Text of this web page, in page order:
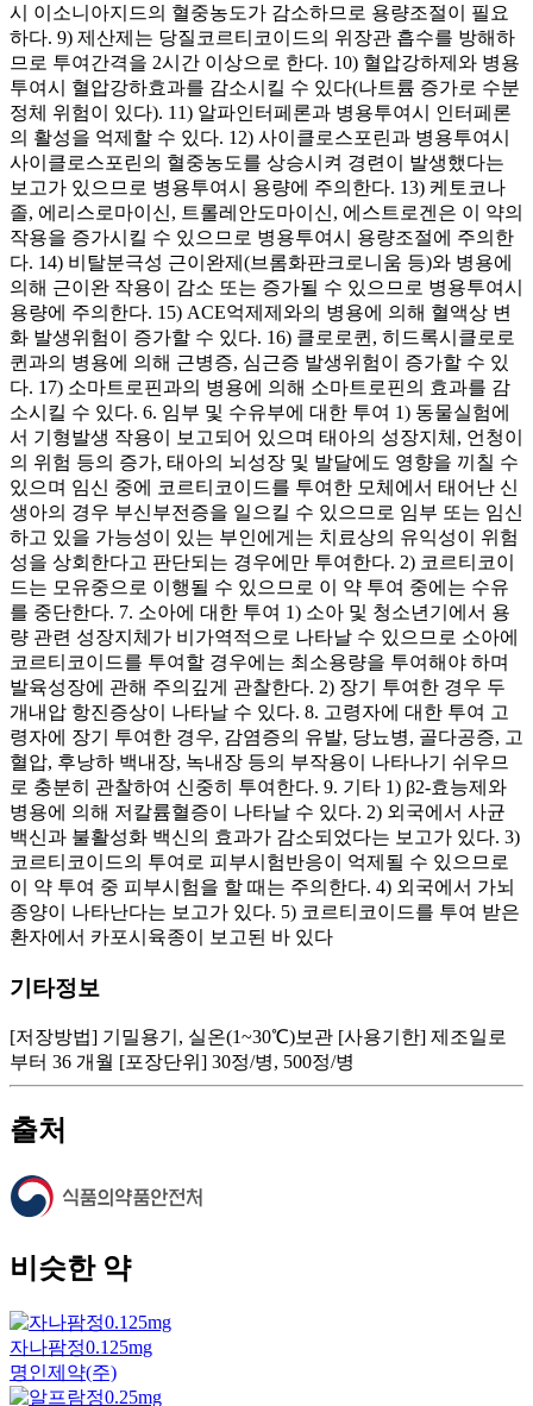
시 이소니아지드의 혈중농도가 감소하므로 용량조절이 필요
하다. 9) 제산제는 당질코르티코이드의 위장관 흡수를 방해하
므로 투여간격을 2시간 이상으로 한다. 10) 혈압강하제와 병용
투여시 혈압강하효과를 감소시킬 수 있다(나트륨 증가로 수분
정체 위험이 있다). 11) 알파인터페론과 병용투여시 인터페론
의 활성을 억제할 수 있다. 12) 사이클로스포린과 병용투여시
사이클로스포린의 혈중농도를 상승시켜 경련이 발생했다는
보고가 있으므로 병용투여시 용량에 주의한다. 13) 케토코나
졸, 에리스로마이신, 트롤레안도마이신, 에스트로겐은 이 약의
작용을 증가시킬 수 있으므로 병용투여시 용량조절에 주의한
다. 14) 비탈분극성 근이완제(브롬화판크로니움 등)와 병용에
의해 근이완 작용이 감소 또는 증가될 수 있으므로 병용투여시
용량에 주의한다. 15) ACE억제제와의 병용에 의해 혈액상 변
화 발생위험이 증가할 수 있다. 16) 클로로퀸, 히드록시클로로
퀸과의 병용에 의해 근병증, 심근증 발생위험이 증가할 수 있
다. 17) 소마트로핀과의 병용에 의해 소마트로핀의 효과를 감
소시킬 수 있다. 6. 임부 및 수유부에 대한 투여 1) 동물실험에
서 기형발생 작용이 보고되어 있으며 태아의 성장지체, 언청이
의 위험 등의 증가, 태아의 뇌성장 및 발달에도 영향을 끼칠 수
있으며 임신 중에 코르티코이드를 투여한 모체에서 태어난 신
생아의 경우 부신부전증을 일으킬 수 있으므로 임부 또는 임신
하고 있을 가능성이 있는 부인에게는 치료상의 유익성이 위험
성을 상회한다고 판단되는 경우에만 투여한다. 2) 코르티코이
드는 모유중으로 이행될 수 있으므로 이 약 투여 중에는 수유
를 중단한다. 7. 소아에 대한 투여 1) 소아 및 청소년기에서 용
량 관련 성장지체가 비가역적으로 나타날 수 있으므로 소아에
코르티코이드를 투여할 경우에는 최소용량을 투여해야 하며
발육성장에 관해 주의깊게 관찰한다. 2) 장기 투여한 경우 두
개내압 항진증상이 나타날 수 있다. 8. 고령자에 대한 투여 고
령자에 장기 투여한 경우, 감염증의 유발, 당뇨병, 골다공증, 고
혈압, 후낭하 백내장, 녹내장 등의 부작용이 나타나기 쉬우므
로 충분히 관찰하여 신중히 투여한다. 9. 기타 1) β2-효능제와
병용에 의해 저칼륨혈증이 나타날 수 있다. 2) 외국에서 사균
백신과 불활성화 백신의 효과가 감소되었다는 보고가 있다. 3)
코르티코이드의 투여로 피부시험반응이 억제될 수 있으므로
이 약 투여 중 피부시험을 할 때는 주의한다. 4) 외국에서 가뇌
종양이 나타난다는 보고가 있다. 5) 코르티코이드를 투여 받은
환자에서 카포시육종이 보고된 바 있다
기타정보
[저장방법] 기밀용기, 실온(1~30℃)보관 [사용기한] 제조일로
부터 36 개월 [포장단위] 30정/병, 500정/병
출처
비슷한 약
자나팜정0.125mg
명인제약(주)